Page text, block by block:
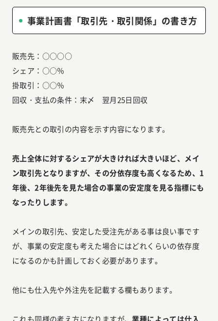
事業計画書「取引先・取引関係」の書き方
販売先：○○○○
シェア：○○％
掛取引：○○％
回収・支払の条件：末〆 翌月25日回収
販売先との取引の内容を示す内容になります。
売上全体に対するシェアが大きければ大きいほど、メイ
ン取引先となりますが、その分依存度も高くなるため、1
年後、2年後先を見た場合の事業の安定度を見る指標にも
なったりします。
メインの取引先、安定した受注先がある事は良い事です
が、事業の安定度も考えた場合にはどれくらいの依存度
になるのかも計画しておく必要があります。
他にも仕入先や外注先を記載する欄もあります。
これも同様の考え方になりますが、業種によっては仕入